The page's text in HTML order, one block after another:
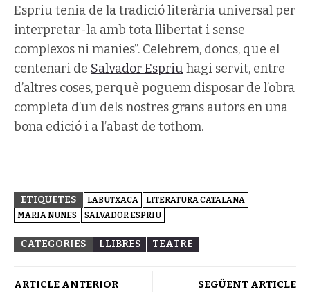
Espriu tenia de la tradició literària universal per
interpretar-la amb tota llibertat i sense
complexos ni manies”. Celebrem, doncs, que el
centenari de Salvador Espriu hagi servit, entre
d’altres coses, perquè poguem disposar de l’obra
completa d’un dels nostres grans autors en una
bona edició i a l’abast de tothom.
ETIQUETES LABUTXACA
LITERATURA CATALANA
MARIA NUNES
SALVADOR ESPRIU
CATEGORIES LLIBRES TEATRE
ARTICLE ANTERIOR SEGÜENT ARTICLE